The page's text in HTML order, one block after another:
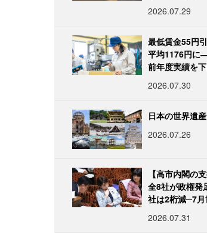
2026.07.29
最低賃金55円
平均1176円に
前年度実績を
2026.07.30
日本の世界遺
2026.07.26
【高市内閣の
全8社が政権発
社は2桁減─7
2026.07.31